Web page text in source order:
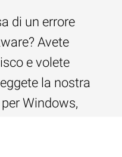
di un errore
Avete
e volete
la nostra
Windows,